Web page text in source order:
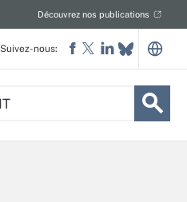
Découvrez nos publications
Suivez-nous: